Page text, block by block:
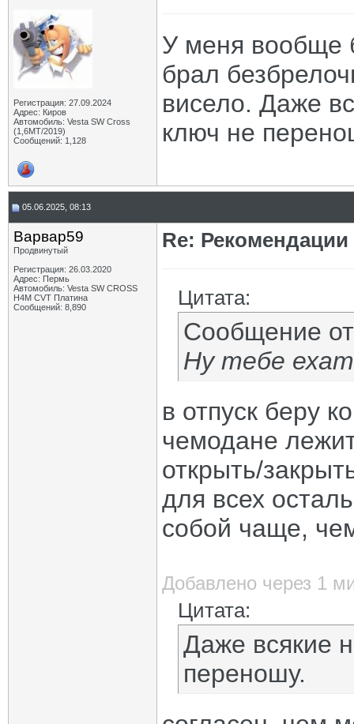
Регистрация: 27.09.2024
Адрес: Киров
Автомобиль: Vesta SW Cross
(1,6МТ/2019)
Сообщений: 1,128
У меня вообще
брал
висело. Даже
ключ не
05.06.2025, 08:13
Варвар59
Продвинутый
Регистрация: 26.03.2020
Адрес: Пермь
Автомобиль: Vesta SW CROSS
H4M CVT Платина
Сообщений: 8,890
Re:
Цитата:
Сообщение
Ну тебе
в отпуск беру
чемодане
открыть/
для всех
собой чаще,
Добавлено через 1
Цитата:
Даже всякие
переношу.